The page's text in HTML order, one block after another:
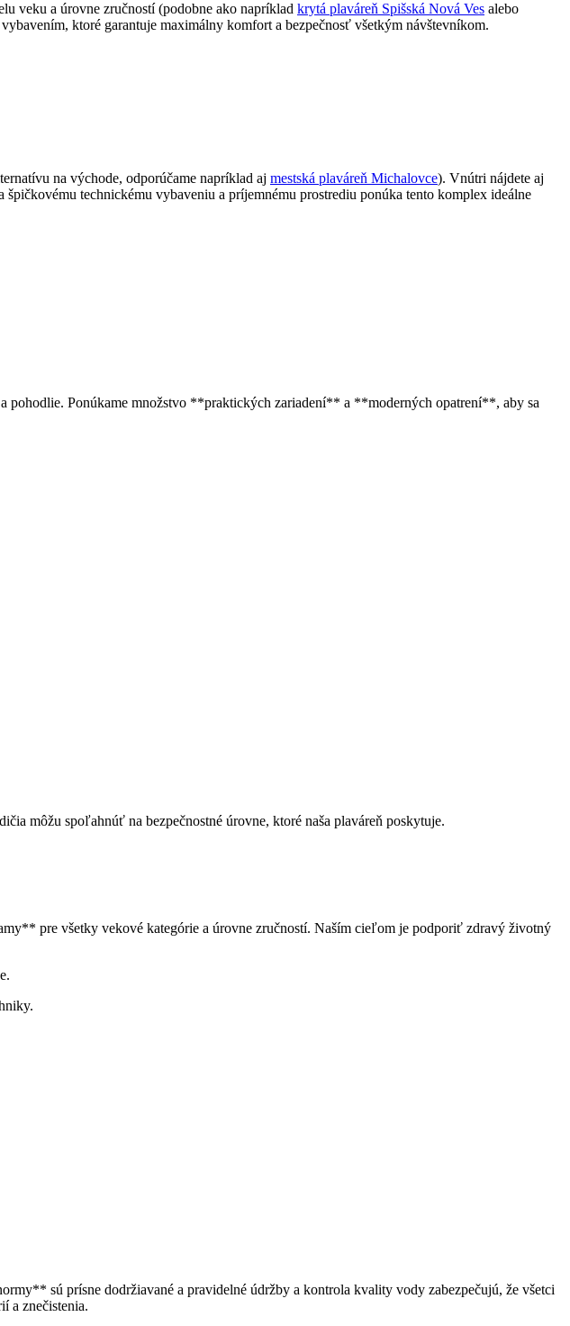
veku a úrovne zručností (podobne ako napríklad krytá plaváreň Spišská Nová Ves alebo
ktoré garantuje maximálny komfort a bezpečnosť všetkým návštevníkom.
na východe, odporúčame napríklad aj mestská plaváreň Michalovce). Vnútri nájdete aj
technickému vybaveniu a príjemnému prostrediu ponúka tento komplex ideálne
pohodlie. Ponúkame množstvo **praktických zariadení** a **moderných opatrení**, aby sa
môžu spoľahnúť na bezpečnostné úrovne, ktoré naša plaváreň poskytuje.
pre všetky vekové kategórie a úrovne zručností. Naším cieľom je podporiť zdravý životný
sú prísne dodržiavané a pravidelné údržby a kontrola kvality vody zabezpečujú, že všetci
a znečistenia.